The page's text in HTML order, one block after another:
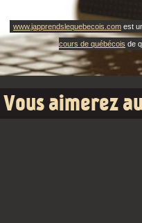
www.japprendslequebecois.com est
cours de québécois de
Vous aimerez